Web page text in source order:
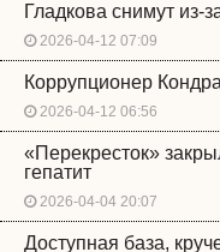
Гладкова снимут из-
2026-04-12 07:09
Коррупционер
2026-04-12 06:56
«Перекресток»
гепатит
2026-04-04 20:07
Доступная база,